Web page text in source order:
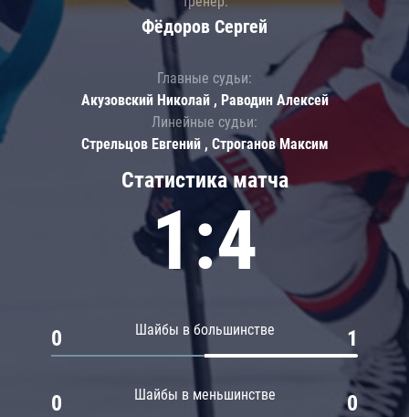
Статистика матча
1:4
Шайбы в большинстве
0 1
Шайбы в меньшинстве
0 0
Фёдоров Сергей
Главные судьи:
Акузовский Николай , Раводин Алексей
Линейные судьи:
Стрельцов Евгений , Строганов Максим